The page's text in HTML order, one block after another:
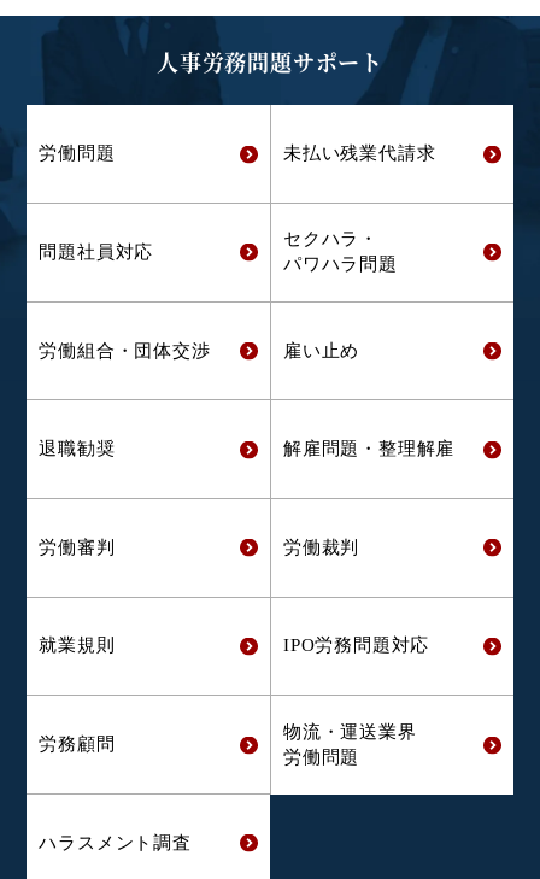
人事労務問題サポート
労働問題 未払い残業代請求
問題社員対応
セクハラ・
パワハラ問題
労働組合・ 団体交渉 雇い止め
退職勧奨 解雇問題・ 整理解雇
労働審判 労働裁判
就業規則 IPO労務問題対応
労務顧問
物流・運送業界
労働問題
ハラスメント調査